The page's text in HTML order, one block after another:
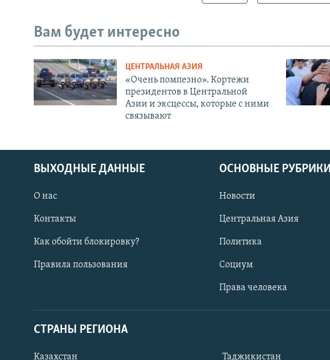
Вам будет интересно
ЦЕНТРАЛЬНАЯ АЗИЯ
«Очень помпезно». Кортежи
президентов в Центральной
Азии и эксцессы, которые с ними
связывают
ВЫХОДНЫЕ ДАННЫЕ
О нас
Контакты
Как обойти блокировку?
Правила пользования
ОСНОВНЫЕ РУБРИКИ
Новости
Центральная Азия
Политика
Социум
Права человека
СТРАНЫ РЕГИОНА
Казахстан Таджикистан